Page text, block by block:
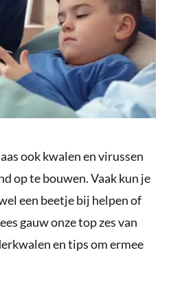
ook kwalen en virussen
op te bouwen. Vaak kun je
een beetje bij helpen of
gauw onze top zes van
en tips om ermee